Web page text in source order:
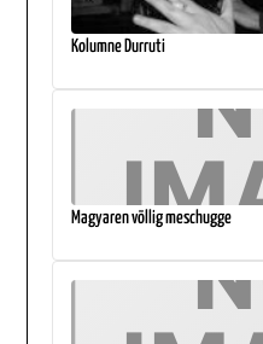
Kolumne Durruti
Magyaren völlig meschugge